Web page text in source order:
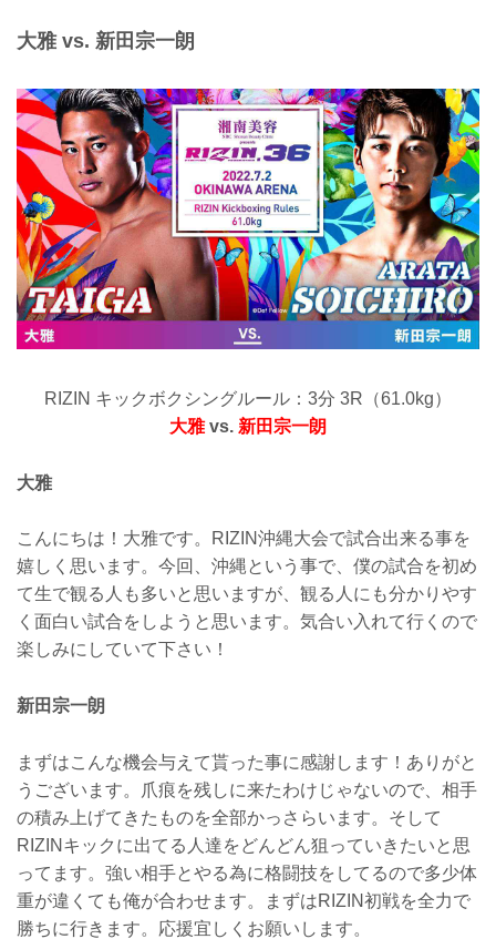
大雅 vs. 新田宗一朗
RIZIN キックボクシングルール：3分 3R（61.0kg）
大雅vs. 新田宗一朗
大雅
こんにちは！大雅です。RIZIN沖縄大会で試合出来る事を
嬉しく思います。今回、沖縄という事で、僕の試合を初め
て生で観る人も多いと思いますが、観る人にも分かりやす
く面白い試合をしようと思います。気合い入れて行くので
楽しみにしていて下さい！
新田宗一朗
まずはこんな機会与えて貰った事に感謝します！ありがと
うございます。爪痕を残しに来たわけじゃないので、相手
の積み上げてきたものを全部かっさらいます。そして
RIZINキックに出てる人達をどんどん狙っていきたいと思
ってます。強い相手とやる為に格闘技をしてるので多少体
重が違くても俺が合わせます。まずはRIZIN初戦を全力で
勝ちに行きます。応援宜しくお願いします。